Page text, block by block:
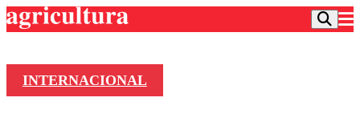
INTERNACIONAL